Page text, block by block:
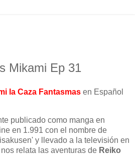
Mikami Ep 31
la Caza Fantasmas en Español
publicado como manga en
en 1.991 con el nombre de
y llevado a la televisión en
relata las aventuras de Reiko